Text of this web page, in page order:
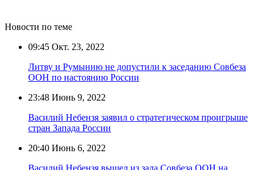
Новости по теме
09:45 Окт. 23, 2022
Литву и Румынию не допустили к заседанию Совбеза
ООН по настоянию России
23:48 Июнь 9, 2022
Василий Небензя заявил о стратегическом проигрыше
стран Запада России
20:40 Июнь 6, 2022
Василий Небензя вышел из зала Совбеза ООН на